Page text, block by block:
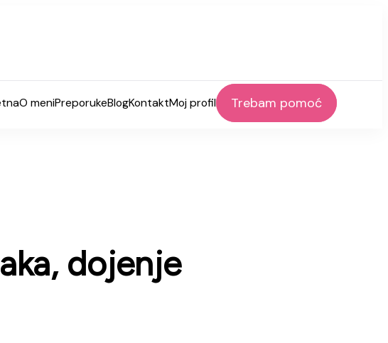
O meniPreporukeBlogKontaktMoj profil Trebam pomoć
dojenje